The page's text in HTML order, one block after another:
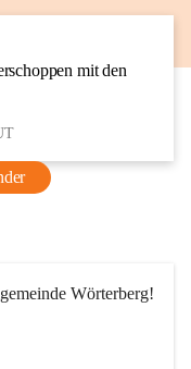
mit den
Wörterberg!